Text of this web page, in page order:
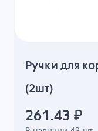
Ручки для
(2шт)
261.43 ₽